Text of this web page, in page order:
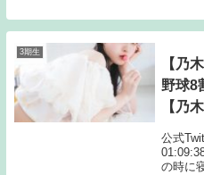
は不透
3期生
【乃
野球8
【乃
公式
の時に